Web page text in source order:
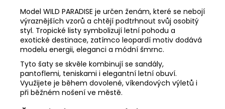
Model WILD PARADISE je určen ženám, které se nebojí
výraznějších vzorů a chtějí podtrhnout svůj osobitý
styl. Tropické listy symbolizují letní pohodu a
exotické destinace, zatímco leopardí motiv dodává
modelu energii, eleganci a módní šmrnc.
Tyto šaty se skvěle kombinují se sandály,
pantoflemi, teniskami i elegantní letní obuví.
Využijete je během dovolené, víkendových výletů i
při běžném nošení ve městě.